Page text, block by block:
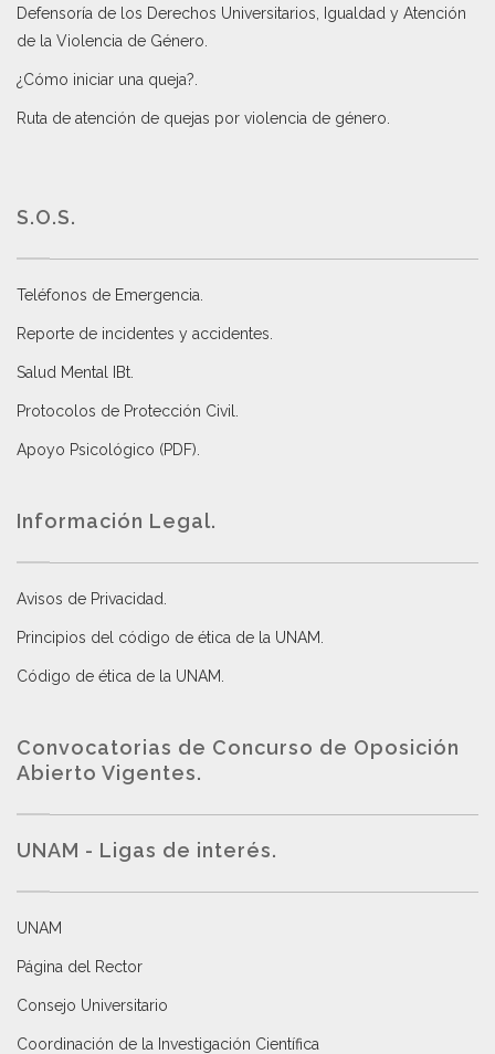
Defensoría de los Derechos Universitarios, Igualdad y Atención
de la Violencia de Género
¿Cómo iniciar una queja?
Ruta de atención de quejas por violencia de género
S.O.S.
Teléfonos de Emergencia.
Reporte de incidentes y accidentes
Salud Mental IBt
Protocolos de Protección Civil
Apoyo Psicológico (PDF)
Información Legal.
Avisos de Privacidad
Principios del código de ética de la UNAM
Código de ética de la UNAM
Convocatorias de Concurso de Oposición
Abierto Vigentes.
UNAM - Ligas de interés.
UNAM
Página del Rector
Consejo Universitario
Coordinación de la Investigación Científica